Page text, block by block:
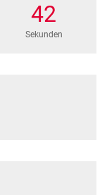
42
Sekunden